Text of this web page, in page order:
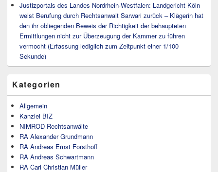
Justizportals des Landes Nordrhein-Westfalen: Landgericht Köln
weist Berufung durch Rechtsanwalt Sarwari zurück – Klägerin hat
den ihr obliegenden Beweis der Richtigkeit der behaupteten
Ermittlungen nicht zur Überzeugung der Kammer zu führen
vermocht (Erfassung lediglich zum Zeitpunkt einer 1/100
Sekunde)
Kategorien
Allgemein
Kanzlei BIZ
NIMROD Rechtsanwälte
RA Alexander Grundmann
RA Andreas Ernst Forsthoff
RA Andreas Schwartmann
RA Carl Christian Müller